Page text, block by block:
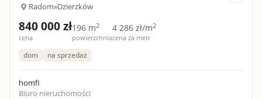
Radom»Dzierzków
840 000 zł
cena
196 m2
powierzchnia
4 286 zł/m2
cena za metr
dom na sprzedaż
homfi
Biuro nieruchomości